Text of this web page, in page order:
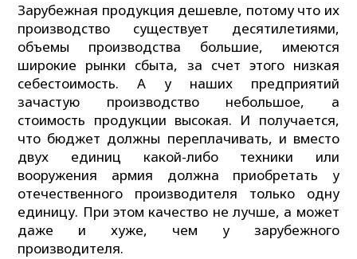
Зарубежная продукция дешевле, потому что их
производство существует десятилетиями,
объемы производства большие, имеются
широкие рынки сбыта, за счет этого низкая
себестоимость. А у наших предприятий
зачастую производство небольшое, а
стоимость продукции высокая. И получается,
что бюджет должны переплачивать, и вместо
двух единиц какой-либо техники или
вооружения армия должна приобретать у
отечественного производителя только одну
единицу. При этом качество не лучше, а может
даже и хуже, чем у зарубежного
производителя.